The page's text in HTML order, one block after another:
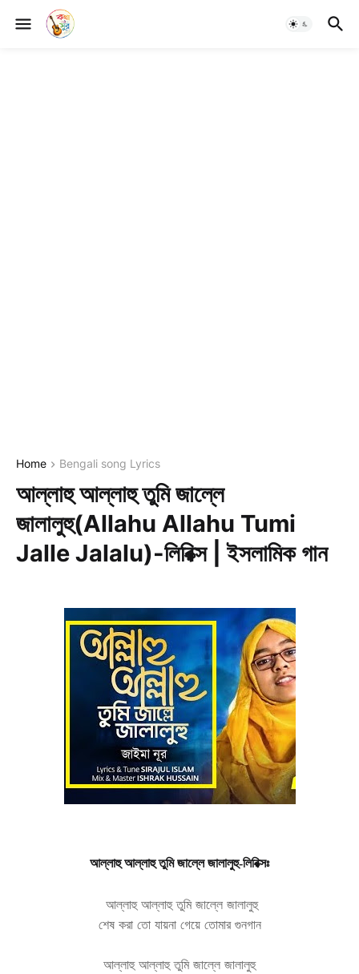
Home Bengali song Lyrics
আল্লাহু আল্লাহু তুমি জাল্লে
জালালুহু(Allahu Allahu Tumi
Jalle Jalalu)-লিরিক্স | ইসলামিক গান
আল্লাহু আল্লাহু তুমি জাল্লে জালালুহু-লিরিক্সঃ
আল্লাহু আল্লাহু তুমি জাল্লে জালালুহু
শেষ করা তো যায়না গেয়ে তোমার গুনগান
আল্লাহু আল্লাহু তুমি জাল্লে জালালুহু